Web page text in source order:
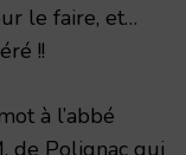
le faire, et…
!!
à l’abbé
de Polignac qui